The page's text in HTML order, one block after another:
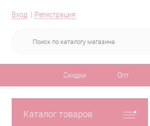
Вход Регистрация
Скидки Опт
Каталог товаров